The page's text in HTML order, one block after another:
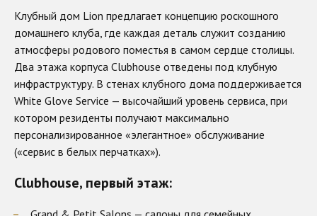
Клубный дом Lion предлагает концепцию роскошного
домашнего клуба, где каждая деталь служит созданию
атмосферы родового поместья в самом сердце столицы.
Два этажа корпуса Clubhouse отведены под клубную
инфраструктуру. В стенах клубного дома поддерживается
White Glove Service — высочайший уровень сервиса, при
котором резиденты получают максимально
персонализированное «элегантное» обслуживание
(«сервис в белых перчатках»).​
Clubhouse, первый этаж: